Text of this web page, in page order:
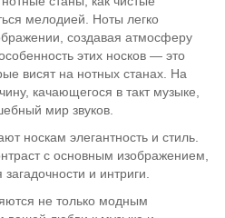
мелодией. Ноты легко
создавая атмосферу
этих носков — это
висят на нотных станах. На
качающегося в такт музыке,
мир звуков.
носкам элегантность и стиль.
с основным изображением,
и интриги.
не только модным